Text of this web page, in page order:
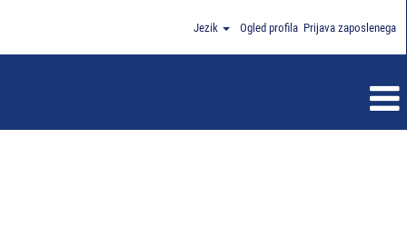
Jezik Ogled profila Prijava zaposlenega